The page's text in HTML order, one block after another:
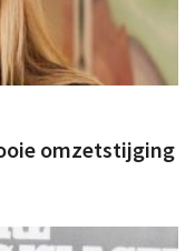
omzetstijging